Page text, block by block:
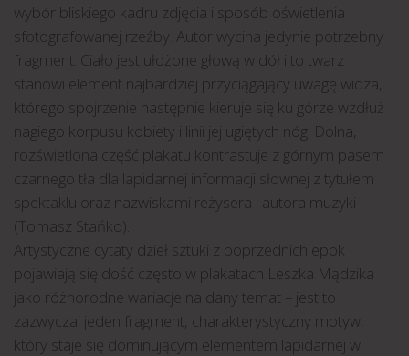
wybór bliskiego kadru zdjęcia i sposób oświetlenia
sfotografowanej rzeźby. Autor wycina jedynie potrzebny
fragment. Ciało jest ułożone głową w dół i to twarz
stanowi element najbardziej przyciągający uwagę widza,
którego spojrzenie następnie kieruje się ku górze wzdłuż
nagiego korpusu kobiety i linii jej ugiętych nóg. Dolna,
rozświetlona część plakatu kontrastuje z górnym pasem
czarnego tła dla lapidarnej informacji słownej z tytułem
spektaklu oraz nazwiskami reżysera i autora muzyki
(Tomasz Stańko).
Artystyczne cytaty dzieł sztuki z poprzednich epok
pojawiają się dość często w plakatach Leszka Mądzika
jako różnorodne wariacje na dany temat – jest to
zazwyczaj jeden fragment, charakterystyczny motyw,
który staje się dominującym elementem lapidarnej w